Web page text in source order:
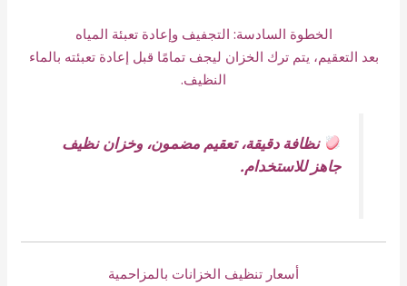
الخطوة السادسة: التجفيف وإعادة تعبئة المياه
بعد التعقيم، يتم ترك الخزان ليجف تمامًا قبل إعادة تعبئته بالماء
النظيف.
نظافة دقيقة، تعقيم مضمون، وخزان نظيف
جاهز للاستخدام.
أسعار تنظيف الخزانات بالمزاحمية